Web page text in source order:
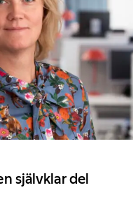
självklar del